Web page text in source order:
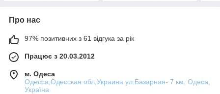
Про нас
97% позитивних з 61 відгука за рік
Працює з 20.03.2012
м. Одеса
Одесса,Одесская обл,Украина ул.Базарная- 7 км, Одеса,
Україна